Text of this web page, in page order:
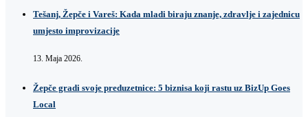
Tešanj, Žepče i Vareš: Kada mladi biraju znanje, zdravlje i zajednicu
umjesto improvizacije
13. Maja 2026.
Žepče gradi svoje preduzetnice: 5 biznisa koji rastu uz BizUp Goes
Local